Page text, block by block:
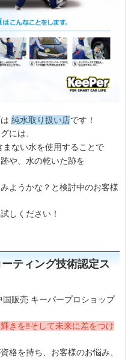
は純水取り扱い店です！
には、
まない水を使用することで
や、水の乾いた跡を
ようかな？と検討中のお客様
しください！
ティング技術認定ス
販売 キーパープロショップ
きを‼そして未来に差をつけ
格を持ち、お客様のお悩み、